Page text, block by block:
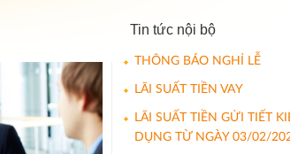
Tin tức nội bộ
THÔNG BÁO NGHỈ LỄ
LÃI SUẤT TIỀN VAY
LÃI SUẤT TIỀN GỬI TIẾT
DỤNG TỪ NGÀY 03/02/